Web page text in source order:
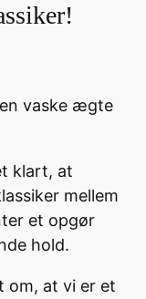
vaske ægte
klart, at
mellem
et opgør
hold.
om, at vi er et